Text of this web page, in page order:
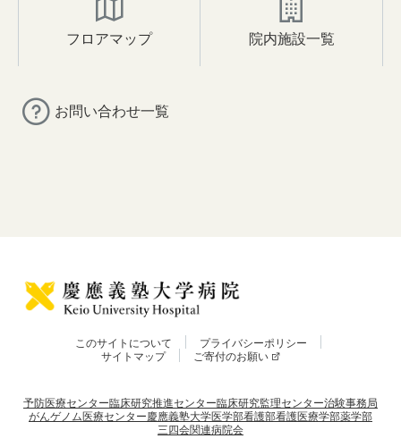
フロアマップ 院内施設一覧
お問い合わせ一覧
このサイトについて
プライバシーポリシー
サイトマップ
ご寄付のお願い
予防医療センター臨床研究推進センター臨床研究監理センター治験事務局
がんゲノム医療センター慶應義塾大学医学部看護部看護医療学部薬学部
三四会関連病院会